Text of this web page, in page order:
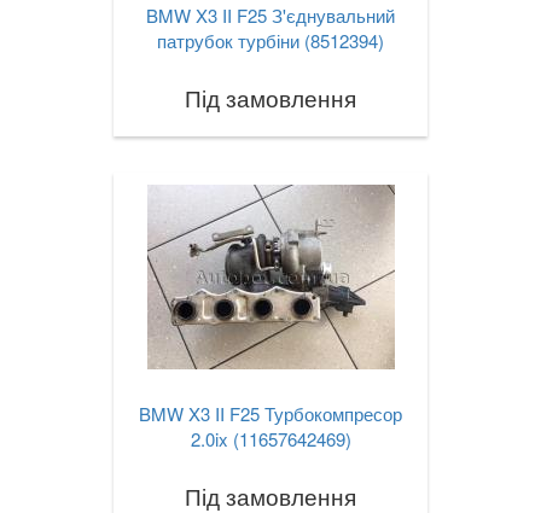
BMW X3 II F25 З'єднувальний
патрубок турбіни (8512394)
Під замовлення
BMW X3 II F25 Турбокомпресор
2.0ix (11657642469)
Під замовлення